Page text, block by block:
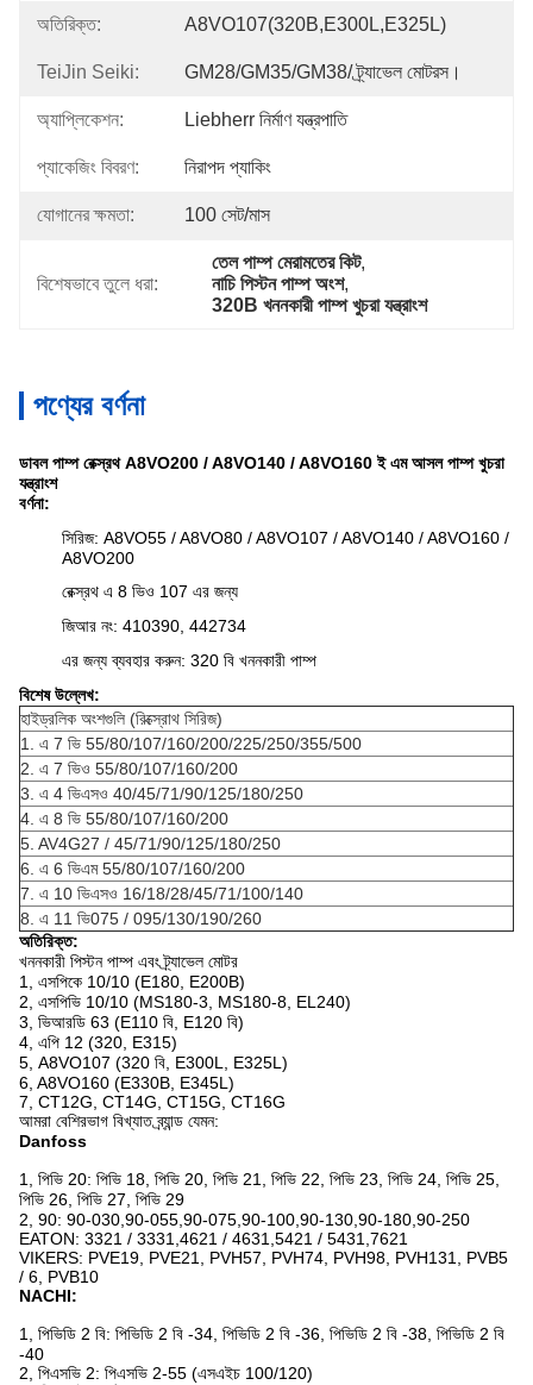
অতিরিক্ত: A8VO107(320B,E300L,E325L)
TeiJin Seiki: GM28/GM35/GM38/ ট্র্যাভেল মোটরস।
অ্যাপ্লিকেশন: Liebherr নির্মাণ যন্ত্রপাতি
প্যাকেজিং বিবরণ: নিরাপদ প্যাকিং
যোগানের ক্ষমতা: 100 সেট/মাস
বিশেষভাবে তুলে ধরা:
তেল পাম্প মেরামতের কিট,
নাচি পিস্টন পাম্প অংশ,
320B খননকারী পাম্প খুচরা যন্ত্রাংশ
পণ্যের বর্ণনা
ডাবল পাম্প রেক্স্রথ A8VO200 / A8VO140 / A8VO160 ই এম আসল পাম্প খুচরা
যন্ত্রাংশ
বর্ণনা:
সিরিজ: A8VO55 / A8VO80 / A8VO107 / A8VO140 / A8VO160 /
A8VO200
রেক্স্রথ এ 8 ভিও 107 এর জন্য
জিআর নং: 410390, 442734
এর জন্য ব্যবহার করুন: 320 বি খননকারী পাম্প
বিশেষ উল্লেখ:
হাইড্রলিক অংশগুলি (রিক্স্রোথ সিরিজ)
1. এ 7 ভি 55/80/107/160/200/225/250/355/500
2. এ 7 ভিও 55/80/107/160/200
3. এ 4 ভিএসও 40/45/71/90/125/180/250
4. এ 8 ভি 55/80/107/160/200
5. AV4G27 / 45/71/90/125/180/250
6. এ 6 ভিএম 55/80/107/160/200
7. এ 10 ভিএসও 16/18/28/45/71/100/140
8. এ 11 ভি075 / 095/130/190/260
অতিরিক্ত:
খননকারী পিস্টন পাম্প এবং ট্র্যাভেল মোটর
1, এসপিকে 10/10 (E180, E200B)
2, এসপিভি 10/10 (MS180-3, MS180-8, EL240)
3, ভিআরডি 63 (E110 বি, E120 বি)
4, এপি 12 (320, E315)
5, A8VO107 (320 বি, E300L, E325L)
6, A8VO160 (E330B, E345L)
7, CT12G, CT14G, CT15G, CT16G
আমরা বেশিরভাগ বিখ্যাত ব্র্যান্ড যেমন:
Danfoss
1, পিভি 20: পিভি 18, পিভি 20, পিভি 21, পিভি 22, পিভি 23, পিভি 24, পিভি 25,
পিভি 26, পিভি 27, পিভি 29
2, 90: 90-030,90-055,90-075,90-100,90-130,90-180,90-250
EATON: 3321 / 3331,4621 / 4631,5421 / 5431,7621
VIKERS: PVE19, PVE21, PVH57, PVH74, PVH98, PVH131, PVB5
/ 6, PVB10
NACHI:
1, পিভিডি 2 বি: পিভিডি 2 বি -34, পিভিডি 2 বি -36, পিভিডি 2 বি -38, পিভিডি 2 বি
-40
2, পিএসভি 2: পিএসভি 2-55 (এসএইচ 100/120)